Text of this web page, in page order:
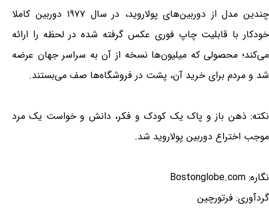
چندین مدل از دوربین‌های پولاروید، در سال ۱۹۷۷ دوربین کاملا
خودکار با قابلیت چاپ فوری عکس گرفته شده در لحظه را ارائه
می‌کند؛ محصولی که میلیون‌ها نسخه از آن به سراسر جهان عرضه
شد و مردم برای خرید آن، پشت در فروشگاه‌ها صف می‌بستند.
نکته: ذهن باز و پاک یک کودک و فکر، دانش و خواست یک مرد
موجب اختراع دوربین پولاروید شد.
نگاره: Bostonglobe.com
گردآوری: فرتورچین